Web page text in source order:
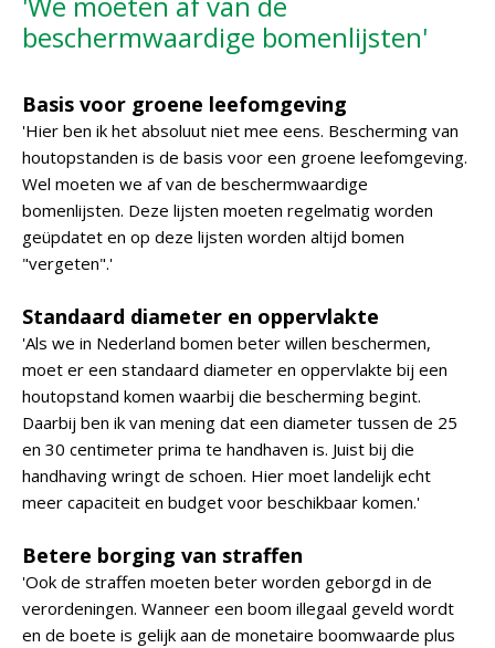
beschermwaardige bomenlijsten'
Basis voor groene leefomgeving
'Hier ben ik het absoluut niet mee eens. Bescherming van
houtopstanden is de basis voor een groene leefomgeving.
Wel moeten we af van de beschermwaardige
bomenlijsten. Deze lijsten moeten regelmatig worden
geüpdatet en op deze lijsten worden altijd bomen
"vergeten".'
Standaard diameter en oppervlakte
'Als we in Nederland bomen beter willen beschermen,
moet er een standaard diameter en oppervlakte bij een
houtopstand komen waarbij die bescherming begint.
Daarbij ben ik van mening dat een diameter tussen de 25
en 30 centimeter prima te handhaven is. Juist bij die
handhaving wringt de schoen. Hier moet landelijk echt
meer capaciteit en budget voor beschikbaar komen.'
Betere borging van straffen
'Ook de straffen moeten beter worden geborgd in de
verordeningen. Wanneer een boom illegaal geveld wordt
en de boete is gelijk aan de monetaire boomwaarde plus